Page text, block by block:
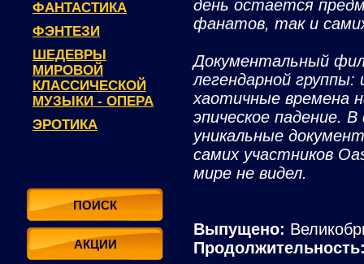
ФАНТАСТИКА
ФЭНТЕЗИ
ШЕДЕВРЫ
МИРОВОЙ
КЛАССИЧЕСКОЙ
МУЗЫКИ - ОПЕРА
ЭРОТИКА
ПОИСК
АКЦИИ
день остается
фанатов, так и
Документальный
легендарной
хаотичные времена
эпическое падение.
уникальные
самих участников
мире не видел.
Выпущено: